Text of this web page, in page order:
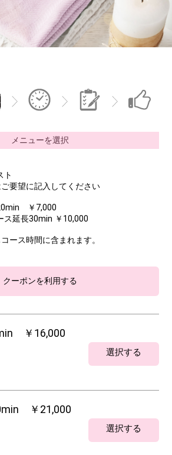
メニューを選択
ト
要望に記入してください
￥7,000
ス延長30min ￥10,000
ース時間に含まれます。
クーポンを利用する
￥16,000
選択する
￥21,000
選択する